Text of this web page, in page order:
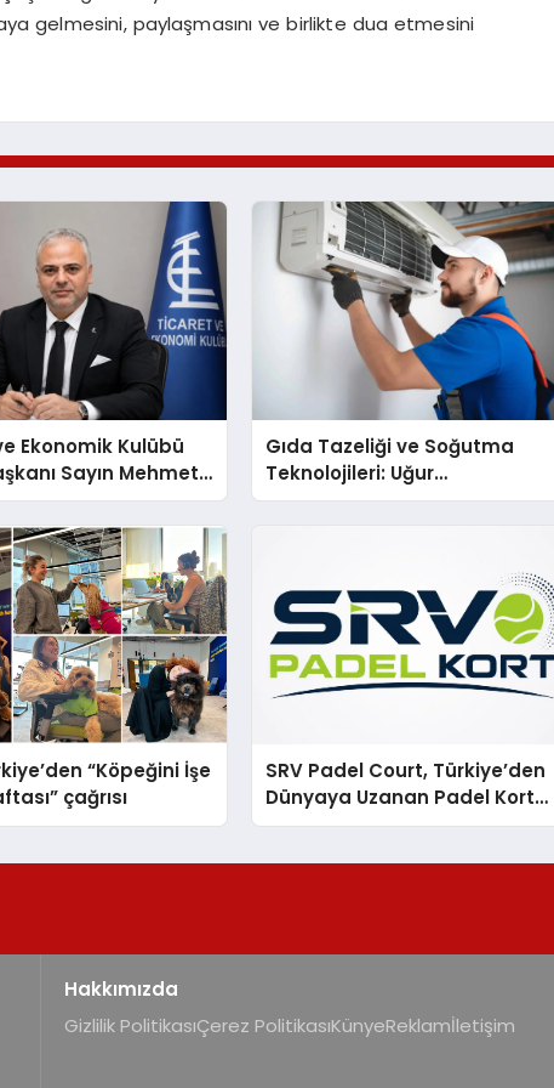
gelmesini, paylaşmasını ve birlikte dua etmesini
Ekonomik Kulübü
Sayın Mehmet
dair yaptığı
şunları kaydetti:
Gıda Tazeliği ve Soğutma
Teknolojileri: Uğur
Cihazlarında Dürüst Teknik
“Köpeğini İşe
çağrısı
SRV Padel Court, Türkiye’den
Dünyaya Uzanan Padel Kort
Üretiminde Güvenin Adresi
Hakkımızda
Gizlilik PolitikasıÇerez PolitikasıKünyeReklamİletişim